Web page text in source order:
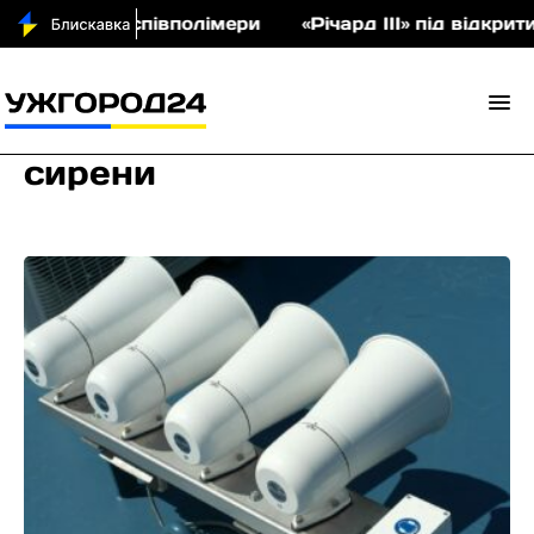
співполімери «Річард ІІІ» під
сирени